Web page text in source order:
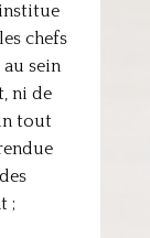
chefs
sein
ni de
tout
;